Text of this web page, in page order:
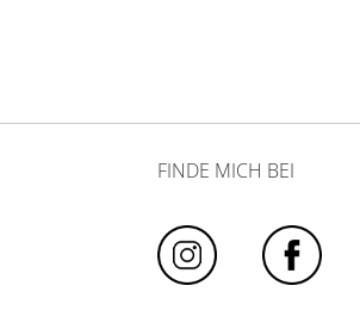
FINDE MICH BEI